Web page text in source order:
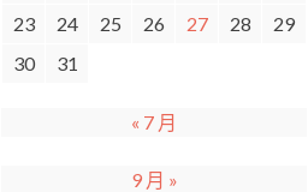
23
24 25 26 27 28
29
30
31
« 7 月
9 月 »